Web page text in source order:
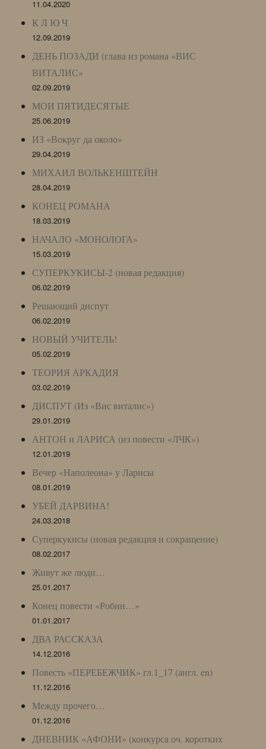
11.04.2020
К Л Ю Ч
12.09.2019
ДЕНЬ ПОЗАДИ (глава из романа «ВИС
ВИТАЛИС»
02.09.2019
МОИ ПЯТИДЕСЯТЫЕ
25.06.2019
ИЗ «Вокруг да около»
29.04.2019
МИХАИЛ ВОЛЬКЕНШТЕЙН
28.04.2019
КОНЕЦ РОМАНА
18.03.2019
НАЧАЛО «МОНОЛОГА»
15.03.2019
СУПЕРКУКИСЫ-2 (новая редакция)
06.02.2019
Решающий диспут
06.02.2019
НОВЫЙ УЧИТЕЛЬ!
05.02.2019
ТЕОРИЯ АРКАДИЯ
03.02.2019
ДИСПУТ (Из «Вис виталис»)
29.01.2019
АНТОН и ЛАРИСА (из повести «ЛЧК»)
12.01.2019
Вечер «Наполеона» у Ларисы
08.01.2019
УБЕЙ ДАРВИНА!
24.03.2018
Суперкукисы (новая редакция и сокращение)
08.02.2017
Живут же люди…
25.01.2017
Конец повести «Робин…»
01.01.2017
ДВА РАССКАЗА
14.12.2016
Повесть «ПЕРЕБЕЖЧИК» гл.1_17 (англ. en)
11.12.2016
Между прочего…
01.12.2016
ДНЕВНИК «АФОНИ» (конкурса оч. коротких